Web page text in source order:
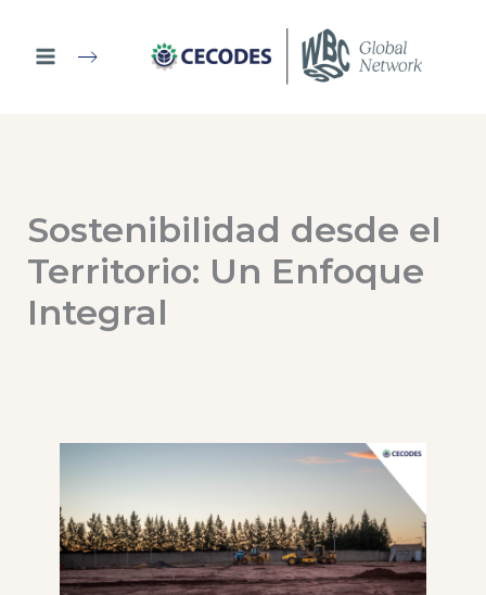
contenido
Sostenibilidad desde el
Territorio: Un Enfoque
Integral